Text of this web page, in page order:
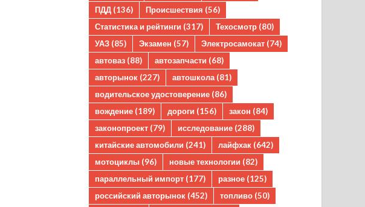
ПДД (136) Происшествия (56)
Статистика и рейтинги (317) Техосмотр (80)
УАЗ (85) Экзамен (57) Электросамокат (74)
автоваз (88) автозапчасти (68)
авторынок (227) автошкола (81)
водительское удостоверение (86)
вождение (189) дороги (156) закон (84)
законопроект (79) исследование (288)
китайские автомобили (241) лайфхак (642)
мотоциклы (96) новые технологии (82)
параллельный импорт (177) разное (125)
российский авторынок (452) топливо (50)